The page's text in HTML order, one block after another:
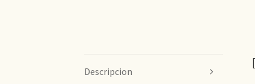
Descripcion